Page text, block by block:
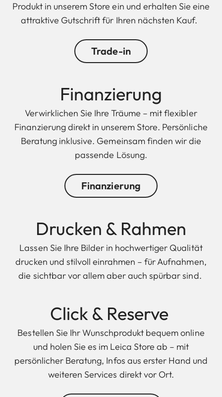
Produkt in unserem Store ein und erhalten Sie eine
attraktive Gutschrift für Ihren nächsten Kauf.
Trade-in
Finanzierung
Verwirklichen Sie Ihre Träume – mit flexibler
Finanzierung direkt in unserem Store. Persönliche
Beratung inklusive. Gemeinsam finden wir die
passende Lösung.
Finanzierung
Drucken & Rahmen
Lassen Sie Ihre Bilder in hochwertiger Qualität
drucken und stilvoll einrahmen – für Aufnahmen,
die sichtbar vor allem aber auch spürbar sind.
Click & Reserve
Bestellen Sie Ihr Wunschprodukt bequem online
und holen Sie es im Leica Store ab – mit
persönlicher Beratung, Infos aus erster Hand und
weiteren Services direkt vor Ort.